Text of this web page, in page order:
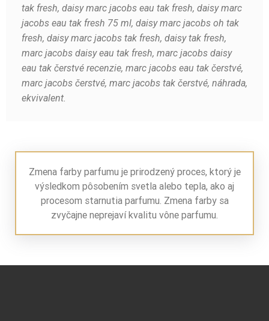
tak fresh, daisy marc jacobs eau tak fresh, daisy marc
jacobs eau tak fresh 75 ml, daisy marc jacobs oh tak
fresh, daisy marc jacobs tak fresh, daisy tak fresh,
marc jacobs daisy eau tak fresh, marc jacobs daisy
eau tak čerstvé recenzie, marc jacobs eau tak čerstvé,
marc jacobs čerstvé, marc jacobs tak čerstvé, náhrada,
ekvivalent.
Zmena farby parfumu je prirodzený proces, ktorý je
výsledkom pôsobením svetla alebo tepla, ako aj
procesom starnutia parfumu. Zmena farby sa
zvyčajne neprejaví kvalitu vône parfumu.